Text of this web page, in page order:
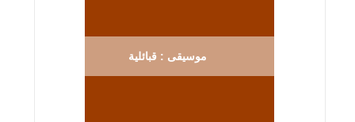
موسيقى : قبائلية